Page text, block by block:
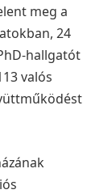
meg a
24
hallgatót
valós